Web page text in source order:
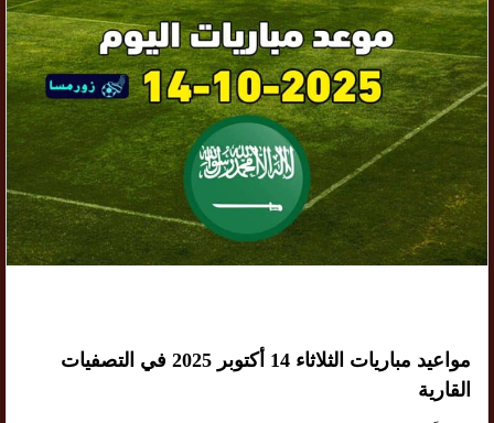
مواعيد مباريات الثلاثاء 14 أكتوبر 2025 في التصفيات
القارية